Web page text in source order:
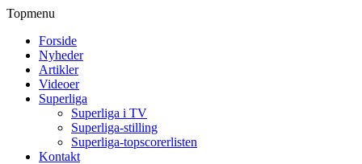
Topmenu
Forside
Nyheder
Artikler
Videoer
Superliga
Superliga i TV
Superliga-stilling
Superliga-topscorerlisten
Kontakt